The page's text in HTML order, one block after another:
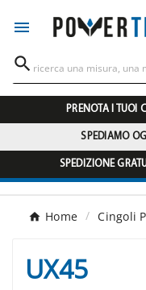


PRENOTA I TUOI
SPEDIAMO
SPEDIZIONE
Home Cingoli
UX45